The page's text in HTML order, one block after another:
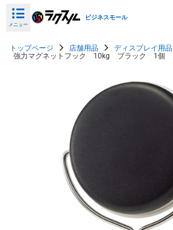
メニュー
ビジネスモール
トップページ 店舗用品 ディスプレイ用品
強力マグネットフック 10kg ブラック 1個